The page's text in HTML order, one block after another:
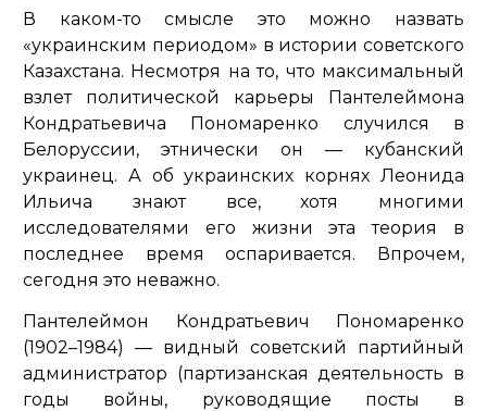
В каком-то смысле это можно назвать
«украинским периодом» в истории советского
Казахстана. Несмотря на то, что максимальный
взлет политической карьеры Пантелеймона
Кондратьевича Пономаренко случился в
Белоруссии, этнически он — кубанский
украинец. А об украинских корнях Леонида
Ильича знают все, хотя многими
исследователями его жизни эта теория в
последнее время оспаривается. Впрочем,
сегодня это неважно.
Пантелеймон Кондратьевич Пономаренко
(1902–1984) — видный советский партийный
администратор (партизанская деятельность в
годы войны, руководящие посты в